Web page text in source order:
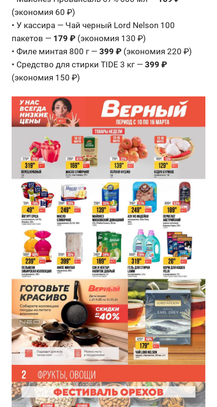
(экономия 60 ₽)
• У кассира — Чай черный Lord Nelson 100
пакетов — 179 ₽ (экономия 130 ₽)
• Филе минтая 800 г — 399 ₽ (экономия 220 ₽)
• Средство для стирки TIDE 3 кг — 399 ₽
(экономия 150 ₽)